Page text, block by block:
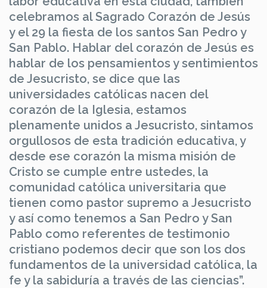
celebramos al Sagrado Corazón de Jesús
y el 29 la fiesta de los santos San Pedro y
San Pablo. Hablar del corazón de Jesús es
hablar de los pensamientos y sentimientos
de Jesucristo, se dice que las
universidades católicas nacen del
corazón de la Iglesia, estamos
plenamente unidos a Jesucristo, sintamos
orgullosos de esta tradición educativa, y
desde ese corazón la misma misión de
Cristo se cumple entre ustedes, la
comunidad católica universitaria que
tienen como pastor supremo a Jesucristo
y así como tenemos a San Pedro y San
Pablo como referentes de testimonio
cristiano podemos decir que son los dos
fundamentos de la universidad católica, la
fe y la sabiduría a través de las ciencias”.